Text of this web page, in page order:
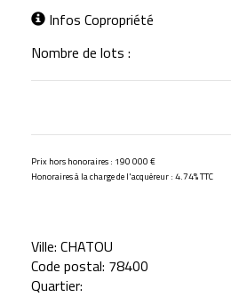
Infos Copropriété
Nombre de lots :
Prix hors honoraires : 190 000 €
Honoraires à la charge de l'acquéreur : 4.74% TTC
Ville: CHATOU
Code postal: 78400
Quartier: